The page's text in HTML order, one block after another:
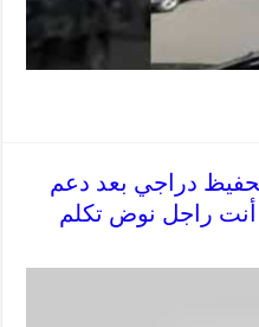
دراجي بعد دعم
أنت راجل نوض تكلم